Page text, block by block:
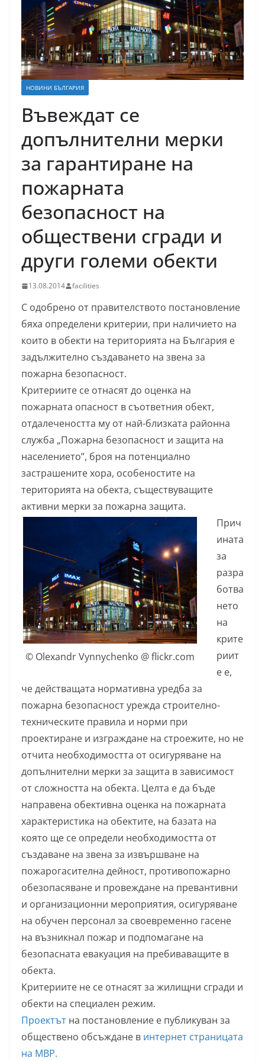
НОВИНИ БЪЛГАРИЯ
Въвеждат се
допълнителни мерки
за гарантиране на
пожарната
безопасност на
обществени сгради и
други големи обекти
13.08.2014 facilities
С одобрено от правителството постановление
бяха определени критерии, при наличието на
които в обекти на територията на България е
задължително създаването на звена за
пожарна безопасност.
Критериите се отнасят до оценка на
пожарната опасност в съответния обект,
отдалечеността му от най-близката районна
служба „Пожарна безопасност и защита на
населението”, броя на потенциално
застрашените хора, особеностите на
територията на обекта, съществуващите
активни мерки за пожарна защита.
© Olexandr Vynnychenko @ flickr.com
Прич
ината
за
разра
ботва
нето
на
крите
риит
е е,
че действащата нормативна уредба за
пожарна безопасност урежда строително-
техническите правила и норми при
проектиране и изграждане на строежите, но не
отчита необходимостта от осигуряване на
допълнителни мерки за защита в зависимост
от сложността на обекта. Целта е да бъде
направена обективна оценка на пожарната
характеристика на обектите, на базата на
която ще се определи необходимостта от
създаване на звена за извършване на
пожарогасителна дейност, противопожарно
обезопасяване и провеждане на превантивни
и организационни мероприятия, осигуряване
на обучен персонал за своевременно гасене
на възникнал пожар и подпомагане на
безопасната евакуация на пребиваващите в
обекта.
Критериите не се отнасят за жилищни сгради и
обекти на специален режим.
Проектът на постановление е публикуван за
обществено обсъждане в интернет страницата
на МВР.